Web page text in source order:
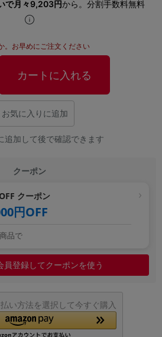
で月々9,203円から。分割手数料無料
。お早めにご注文ください
カートに入れる
気に入りに追加
追加して後で確認できます
クーポン
クーポン
円OFF
品で
員登録してクーポンを使う
い方法を選択して今すぐ購入